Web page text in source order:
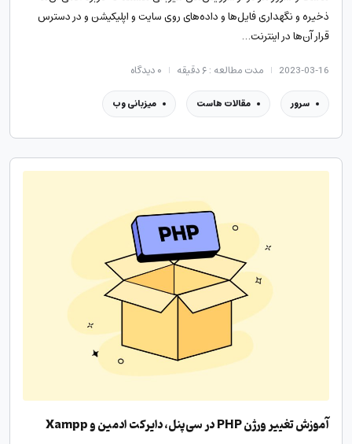
ذخیره و نگهداری فایل‌ها و داده‌های روی سایت و اپلیکیشن و در دسترس
قرار آن‌ها در اینترنت…
2023-03-16 مدت مطالعه : ۶ دقیقه ۰دیدگاه
سرور مقالات هاست میزبانی وب
آموزش تغییر ورژن PHP در سی‌پنل، دایرکت ادمین و Xampp